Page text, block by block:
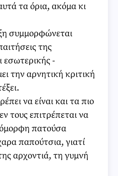
τα όρια, ακόμα κι
συμμορφώνεται
της
εσωτερικής -
την αρνητική κριτική
να είναι και τα πιο
τους επιτρέπεται να
όμορφη πατούσα
παπούτσια, γιατί
αρχοντιά, τη γυμνή